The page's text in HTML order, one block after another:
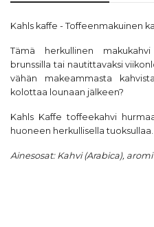
Kahls kaffe - Toffeenmakuinen
Tämä herkullinen
brunssilla tai nautittavaksi
vähän makeammasta
kolottaa lounaan jälkeen?
Kahls Kaffe toffeekahvi
huoneen herkullisella tuoksullaa.
Ainesosat: Kahvi (Arabica), aromi